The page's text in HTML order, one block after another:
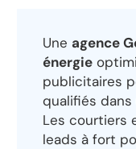
Une agence
énergie
publicitaires
qualifiés
Les courtiers
leads à fort